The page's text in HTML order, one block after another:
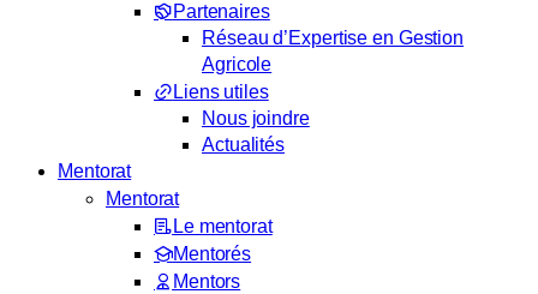
Partenaires
Réseau d’Expertise en Gestion
Agricole
Liens utiles
Nous joindre
Actualités
Mentorat
Mentorat
Le mentorat
Mentorés
Mentors